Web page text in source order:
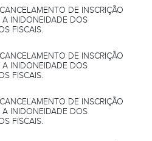
DE INSCRIÇÃO
A INIDONEIDADE DOS
FISCAIS.
DE INSCRIÇÃO
A INIDONEIDADE DOS
FISCAIS.
DE INSCRIÇÃO
A INIDONEIDADE DOS
FISCAIS.